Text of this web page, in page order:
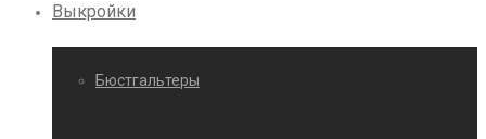
Выкройки
Бюстгальтеры